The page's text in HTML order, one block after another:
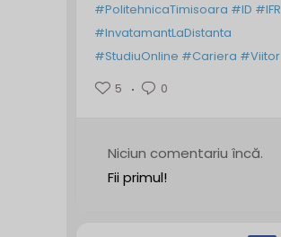
#PolitehnicaTimisoara #ID #IFR
#InvatamantLaDistanta
#StudiuOnline #Cariera #Viitor
5
0
Niciun comentariu încă.
Fii primul!